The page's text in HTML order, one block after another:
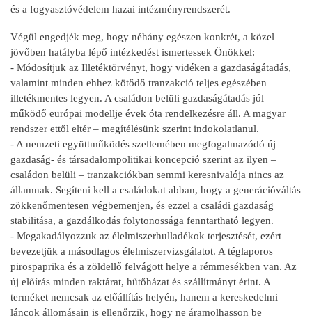
és a fogyasztóvédelem hazai intézményrendszerét.
Végül engedjék meg, hogy néhány egészen konkrét, a közel
jövőben hatályba lépő intézkedést ismertessek Önökkel:
- Módosítjuk az Illetéktörvényt, hogy vidéken a gazdaságátadás,
valamint minden ehhez kötődő tranzakció teljes egészében
illetékmentes legyen. A családon belüli gazdaságátadás jól
működő európai modellje évek óta rendelkezésre áll. A magyar
rendszer ettől eltér – megítélésünk szerint indokolatlanul.
- A nemzeti együttműködés szellemében megfogalmazódó új
gazdaság- és társadalompolitikai koncepció szerint az ilyen –
családon belüli – tranzakciókban semmi keresnivalója nincs az
államnak. Segíteni kell a családokat abban, hogy a generációváltás
zökkenőmentesen végbemenjen, és ezzel a családi gazdaság
stabilitása, a gazdálkodás folytonossága fenntartható legyen.
- Megakadályozzuk az élelmiszerhulladékok terjesztését, ezért
bevezetjük a másodlagos élelmiszervizsgálatot. A téglaporos
pirospaprika és a zöldellő felvágott helye a rémmesékben van. Az
új előírás minden raktárat, hűtőházat és szállítmányt érint. A
terméket nemcsak az előállítás helyén, hanem a kereskedelmi
láncok állomásain is ellenőrzik, hogy ne áramolhasson be